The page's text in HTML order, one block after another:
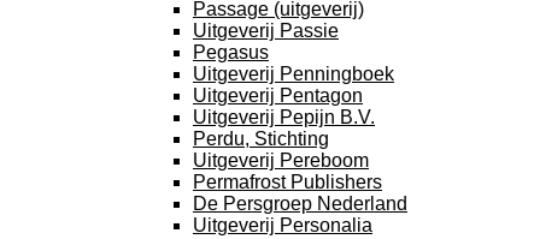
Passage (uitgeverij)
Uitgeverij Passie
Pegasus
Uitgeverij Penningboek
Uitgeverij Pentagon
Uitgeverij Pepijn B.V.
Perdu, Stichting
Uitgeverij Pereboom
Permafrost Publishers
De Persgroep Nederland
Uitgeverij Personalia